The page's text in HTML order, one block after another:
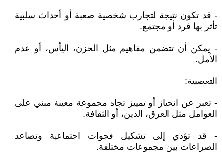
- قد تكون نتيجة لتجارب شخصية صعبة أو أحداث سلبية
تأثر بها فرد أو مجتمع.
- يمكن أن تتضمن مفاهيم مثل الحزن، اليأس، أو عدم
الأمل.
التعصبية:
- تعبر عن انحياز أو تمييز تجاه مجموعة معينة مبني على
العوامل مثل العرق، الدين، أو الثقافة.
- قد تؤدي إلى تشكيل فجوات اجتماعية وتصاعد
الصراعات بين مجموعات مختلفة.